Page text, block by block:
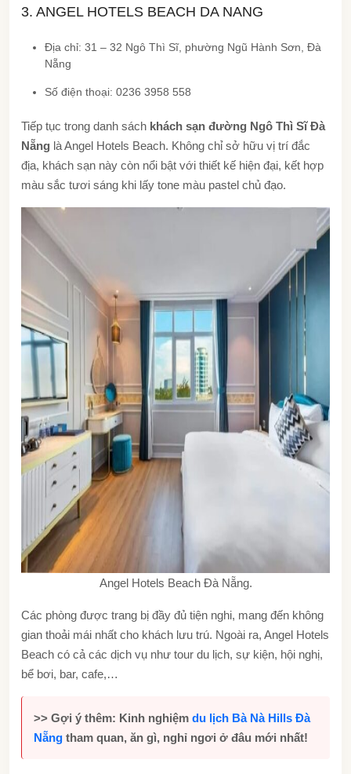
3. ANGEL HOTELS BEACH DA NANG
Địa chỉ: 31 – 32 Ngô Thì Sĩ, phường Ngũ Hành Sơn, Đà
Nẵng
Số điện thoại: 0236 3958 558
Tiếp tục trong danh sách khách sạn đường Ngô Thì Sĩ Đà
Nẵng là Angel Hotels Beach. Không chỉ sở hữu vị trí đắc
địa, khách sạn này còn nổi bật với thiết kế hiện đại, kết hợp
màu sắc tươi sáng khi lấy tone màu pastel chủ đạo.
Angel Hotels Beach Đà Nẵng.
Các phòng được trang bị đầy đủ tiện nghi, mang đến không
gian thoải mái nhất cho khách lưu trú. Ngoài ra, Angel Hotels
Beach có cả các dịch vụ như tour du lịch, sự kiện, hội nghị,
bể bơi, bar, cafe,…
>> Gợi ý thêm: Kinh nghiệm du lịch Bà Nà Hills Đà
Nẵng tham quan, ăn gì, nghỉ ngơi ở đâu mới nhất!